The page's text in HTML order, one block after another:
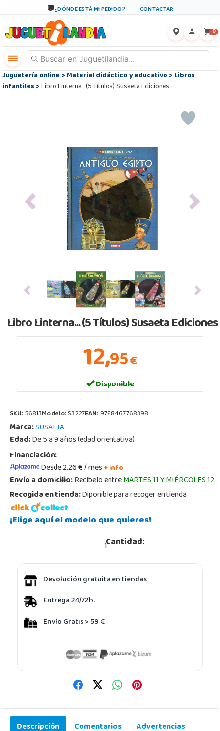
¿DÓNDE ESTÁ MI PEDIDO? CONTACTAR
0
Juguetería online>Material didáctico y educativo>Libros
infantiles>Libro Linterna... (5 Títulos) Susaeta Ediciones
Previous Next
Previous Next
Libro Linterna... (5 Títulos) Susaeta Ediciones
12,95€
Disponible
SKU:56813Modelo:S3227EAN:9788467768398
Marca:SUSAETA
Edad:De 5 a 9 años (edad orientativa)
Financiación:
Desde 2,26 € / mes+ info
Envío a domicilio:Recíbelo entreMARTES 11 Y MIÉRCOLES 12
Recogida en tienda:Diponible para recoger en tienda
¡Elige aquí el modelo que quieres!
Cantidad:
Devolución gratuita en tiendas
Entrega 24/72h.
Envío Gratis > 59 €
Descripción Comentarios Advertencias